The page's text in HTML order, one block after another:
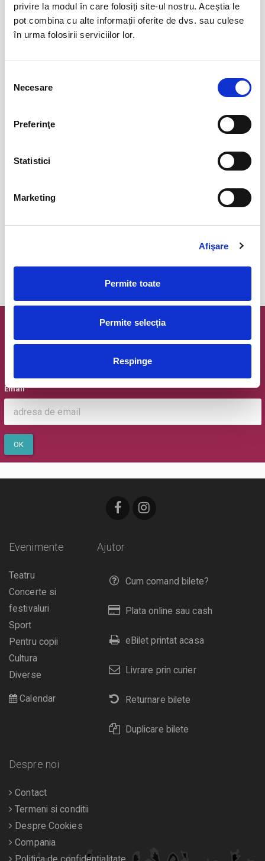
privire la modul în care folosiți site-ul nostru. Aceștia le
pot combina cu alte informații oferite de dvs. sau culese
în urma folosirii serviciilor lor.
consimțământului
Necesare
Preferinţe
Statistici
Marketing
Afişare
Permite toate
Permite selecția
Respinge
BILETE
15
Bucuresti
16
MAI MULTE DIN CONCERTE
Newsletter @ Bilete.ro
Oferte exclusive si o editie saptamanala cu cele mai noi
Email
OK
Ajutor
Cum comand bilete?
Plata online sau cash
eBilet printat acasa
Livrare prin curier
Returnare bilete
Duplicare bilete
Evenimente
Teatru
Concerte si
festivaluri
Sport
Pentru copii
Cultura
Diverse
Calendar
Despre noi
Contact
Termeni si conditii
Despre Cookies
Compania